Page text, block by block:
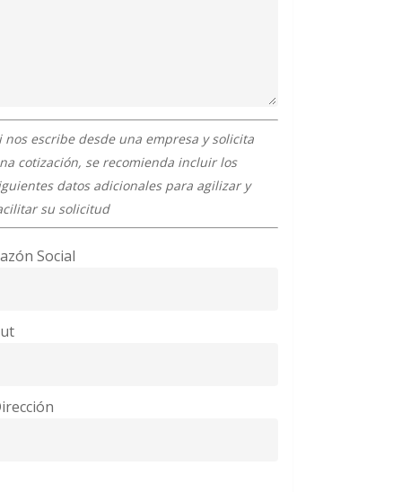
nos escribe desde una empresa y solicita
cotización, se recomienda incluir los
datos adicionales para agilizar y
su solicitud
Social